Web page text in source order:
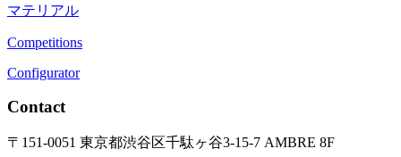
マテリアル
Competitions
Configurator
Contact
〒151-0051 東京都渋谷区千駄ヶ谷3-15-7 AMBRE 8F